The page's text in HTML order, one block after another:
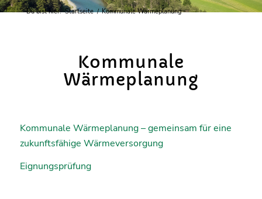
Du bist hier: Startseite / Kommunale Wärmeplanung
Kommunale
Wärmeplanung
Kommunale Wärmeplanung – gemeinsam für eine
zukunftsfähige Wärmeversorgung
Eignungsprüfung